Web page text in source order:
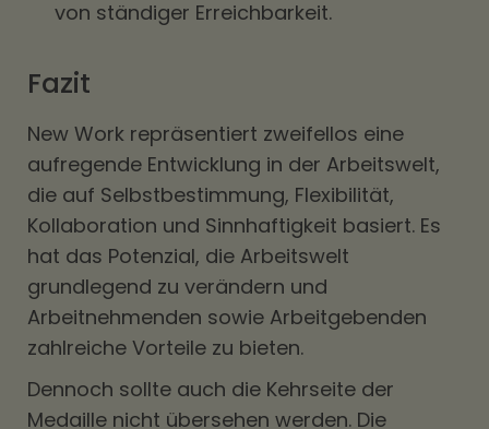
von ständiger Erreichbarkeit.
Fazit
New Work repräsentiert zweifellos eine
aufregende Entwicklung in der Arbeitswelt,
die auf Selbstbestimmung, Flexibilität,
Kollaboration und Sinnhaftigkeit basiert. Es
hat das Potenzial, die Arbeitswelt
grundlegend zu verändern und
Arbeitnehmenden sowie Arbeitgebenden
zahlreiche Vorteile zu bieten.
Dennoch sollte auch die Kehrseite der
Medaille nicht übersehen werden. Die